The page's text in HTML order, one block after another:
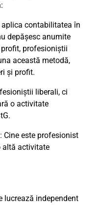
contabilitatea în
depășesc anumite
profesioniștii
această metodă,
și profit.
liberali, ci
o activitate
Cine este profesionist
altă activitate
lucrează independent